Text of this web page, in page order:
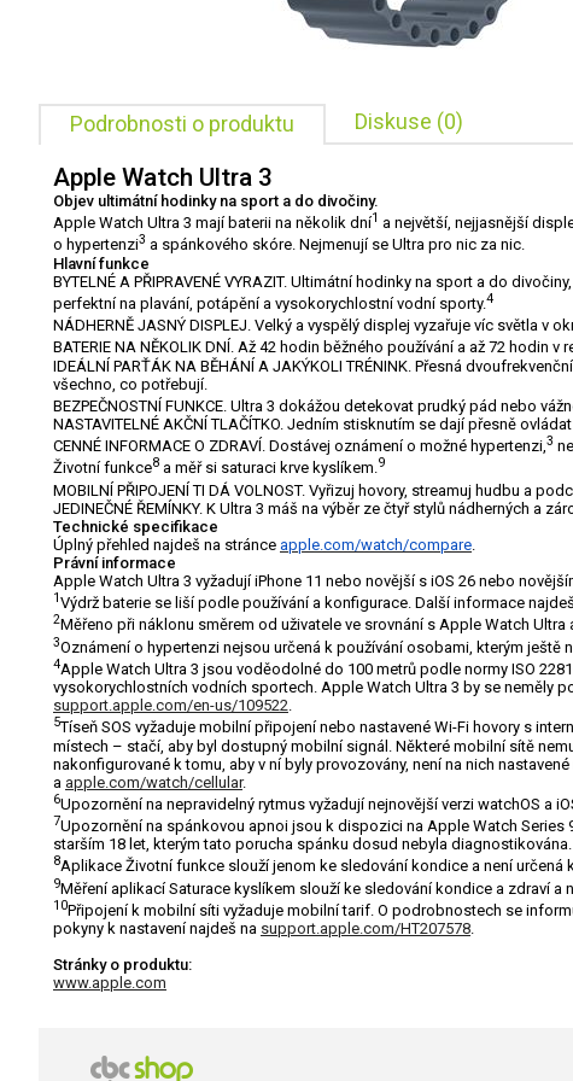
Podrobnosti o produktu Diskuse (0)
Apple Watch Ultra 3
Objev ultimátní hodinky na sport a do divočiny.
Apple Watch Ultra 3 mají baterii na několik dní1 a největší, nejjasnější
o hypertenzi3 a spánkového skóre. Nejmenují se Ultra pro nic za nic.
Hlavní funkce
BYTELNÉ A PŘIPRAVENÉ VYRAZIT. Ultimátní hodinky na sport a do
perfektní na plavání, potápění a vysokorychlostní vodní sporty.4
NÁDHERNĚ JASNÝ DISPLEJ. Velký a vyspělý displej vyzařuje víc světla v
BATERIE NA NĚKOLIK DNÍ. Až 42 hodin běžného používání a až 72 hodin v
IDEÁLNÍ PARŤÁK NA BĚHÁNÍ A JAKÝKOLI TRÉNINK. Přesná
všechno, co potřebují.
BEZPEČNOSTNÍ FUNKCE. Ultra 3 dokážou detekovat prudký pád nebo
NASTAVITELNÉ AKČNÍ TLAČÍTKO. Jedním stisknutím se dají přesně
CENNÉ INFORMACE O ZDRAVÍ. Dostávej oznámení o možné hypertenzi,3
Životní funkce8 a měř si saturaci krve kyslíkem.9
MOBILNÍ PŘIPOJENÍ TI DÁ VOLNOST. Vyřizuj hovory, streamuj hudbu a
JEDINEČNÉ ŘEMÍNKY. K Ultra 3 máš na výběr ze čtyř stylů nádherných a
Technické specifikace
Úplný přehled najdeš na stránce apple.com/watch/compare
Právní informace
Apple Watch Ultra 3 vyžadují iPhone 11 nebo novější s iOS 26 nebo
1Výdrž baterie se liší podle používání a konfigurace. Další informace
2Měřeno při náklonu směrem od uživatele ve srovnání s Apple Watch Ultra
3Oznámení o hypertenzi nejsou určená k používání osobami, kterým
4Apple Watch Ultra 3 jsou voděodolné do 100 metrů podle normy ISO
vysokorychlostních vodních sportech. Apple Watch Ultra 3 by se neměly
support.apple.com/en-us/109522.
5Tíseň SOS vyžaduje mobilní připojení nebo nastavené Wi-Fi hovory s
místech – stačí, aby byl dostupný mobilní signál. Některé mobilní sítě
nakonfigurované k tomu, aby v ní byly provozovány, není na nich
a apple.com/watch/cellular.
6Upozornění na nepravidelný rytmus vyžadují nejnovější verzi watchOS a
7Upozornění na spánkovou apnoi jsou k dispozici na Apple Watch Series
starším 18 let, kterým tato porucha spánku dosud nebyla diagnostikována.
8Aplikace Životní funkce slouží jenom ke sledování kondice a není určená
9Měření aplikací Saturace kyslíkem slouží ke sledování kondice a zdraví a
10Připojení k mobilní síti vyžaduje mobilní tarif. O podrobnostech se
pokyny k nastavení najdeš na support.apple.com/HT207578.
Stránky o produktu:
www.apple.com